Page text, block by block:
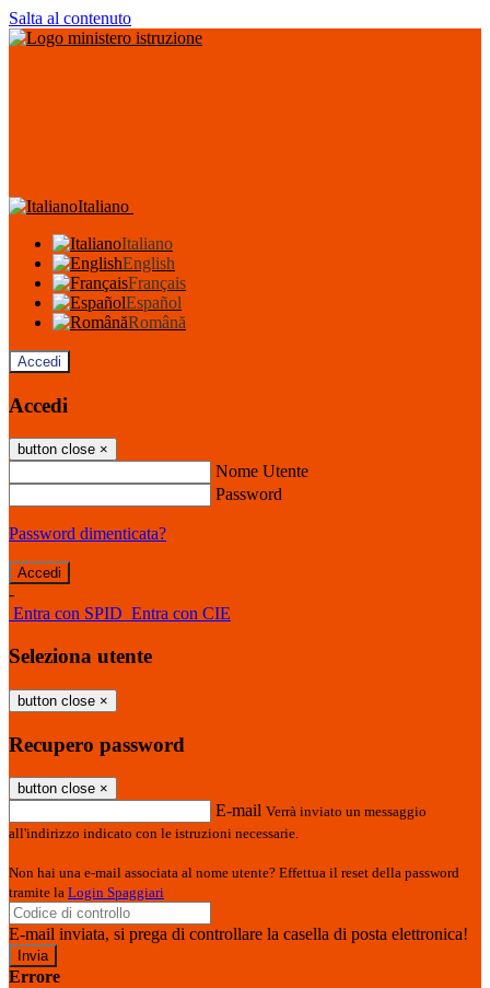
Salta al contenuto
Italiano
Italiano
English
Français
Español
Română
Accedi
Accedi
button close ×
Nome Utente
Password
Password dimenticata?
-
Entra con SPID Entra con CIE
Seleziona utente
button close ×
Recupero password
button close ×
E-mail Verrà inviato un messaggio
all'indirizzo indicato con le istruzioni necessarie.
Non hai una e-mail associata al nome utente? Effettua il reset della password
tramite la Login Spaggiari
E-mail inviata, si prega di controllare la casella di posta elettronica!
Errore